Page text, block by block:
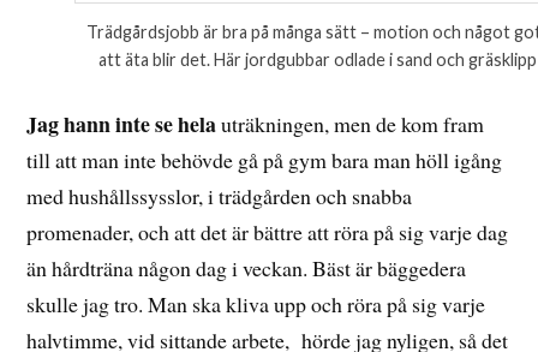
Trädgårdsjobb är bra på många sätt – motion och något
att äta blir det. Här jordgubbar odlade i sand och gräsklipp
Jag hann inte se helauträkningen, men de kom fram
till att man inte behövde gå på gym bara man höll igång
med hushållssysslor, i trädgården och snabba
promenader, och att det är bättre att röra på sig varje dag
än hårdträna någon dag i veckan. Bäst är bäggedera
skulle jag tro. Man ska kliva upp och röra på sig varje
halvtimme, vid sittande arbete, hörde jag nyligen, så det